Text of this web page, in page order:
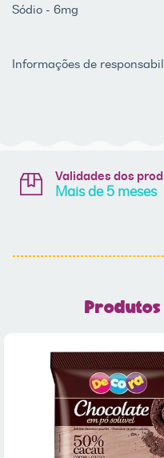
Sódio - 6mg
Informações de
Validades dos
Mais de 5 meses